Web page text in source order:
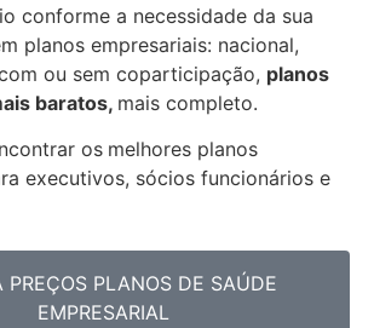
conforme a necessidade da sua
planos empresariais: nacional,
ou sem coparticipação, planos
baratos, mais completo.
os melhores planos
executivos, sócios funcionários e
PREÇOS PLANOS DE SAÚDE
EMPRESARIAL